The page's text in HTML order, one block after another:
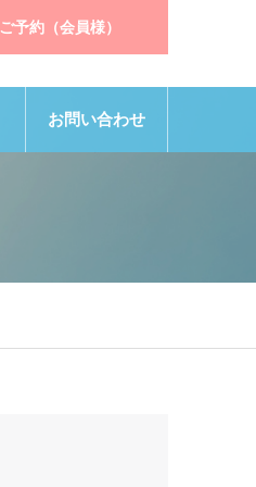
ご予約（会員様）
お問い合わせ